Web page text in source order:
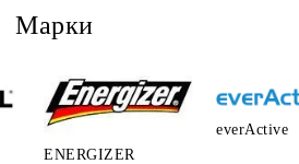
Марки
ENERGIZER
everActive